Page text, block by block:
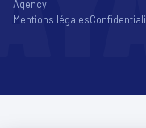
Agency
Mentions légales